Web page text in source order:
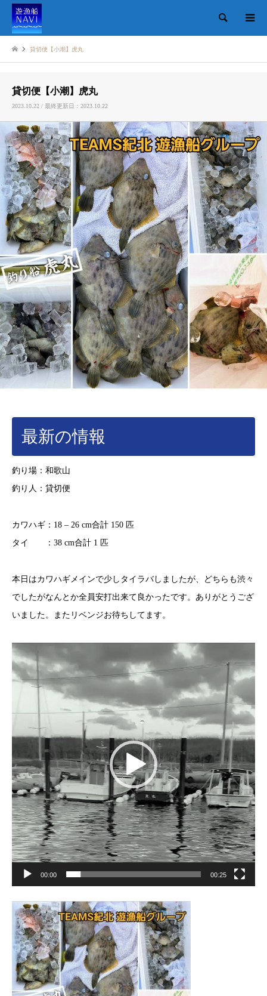
検索
貸切便【小潮】虎丸
貸切便【小潮】虎丸
2023.10.22 / 最終更新日：2023.10.22
最新の情報
釣り場：和歌山
釣り人：貸切便
カワハギ：18 – 26 cm合計 150 匹
タイ ：38 cm合計 1 匹
本日はカワハギメインで少しタイラバしましたが、どちらも渋々
でしたがなんとか全員安打出来て良かったです。ありがとうござ
いました。またリベンジお待ちしてます。
動
画
ヤ
ー
00:00 00:25